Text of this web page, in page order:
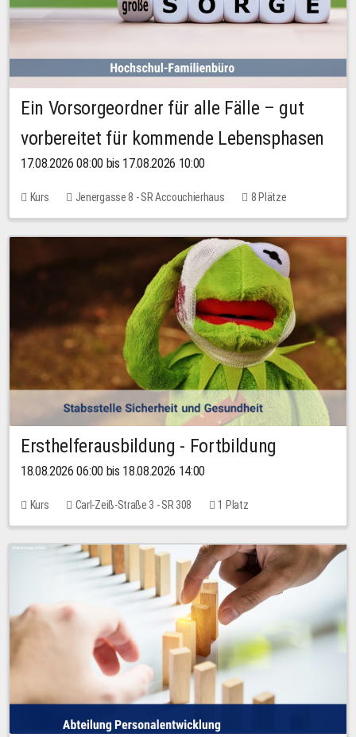
Ein Vorsorgeordner für alle Fälle – gut
vorbereitet für kommende Lebensphasen
17.08.2026 08:00 bis 17.08.2026 10:00
Kurs Jenergasse 8 - SR Accouchierhaus 8 Plätze
Ersthelferausbildung - Fortbildung
18.08.2026 06:00 bis 18.08.2026 14:00
Kurs Carl-Zeiß-Straße 3 - SR 308 1 Platz